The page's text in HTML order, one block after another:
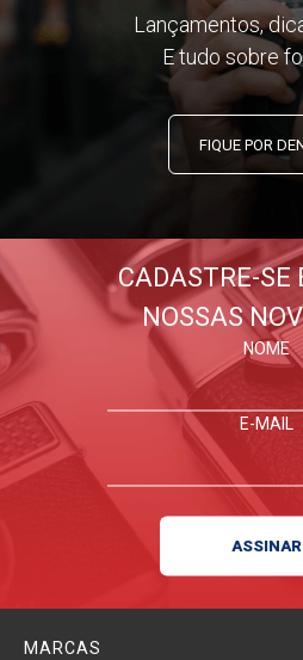
Lançamentos,
E tudo sobre
FIQUE POR
CADASTRE-SE
NOSSAS
NOME
E-MAIL
MARCAS